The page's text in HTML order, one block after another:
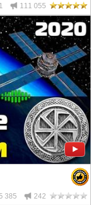
111 055
385 242